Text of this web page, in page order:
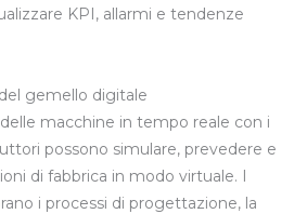
KPI, allarmi e tendenze
gemello digitale
macchine in tempo reale con i
possono simulare, prevedere e
di fabbrica in modo virtuale. I
i processi di progettazione, la